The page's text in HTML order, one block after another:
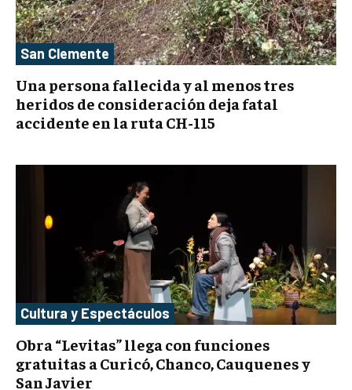
San Clemente
Una persona fallecida y al menos tres
heridos de consideración deja fatal
accidente en la ruta CH-115
Cultura y Espectáculos
Obra “Levitas” llega con funciones
gratuitas a Curicó, Chanco, Cauquenes y
San Javier